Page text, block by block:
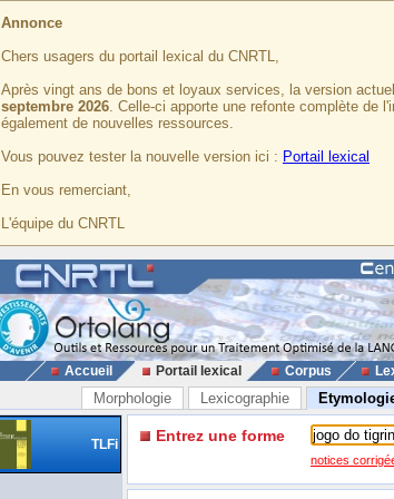
Annonce
Chers usagers du portail lexical du CNRTL,
Après vingt ans de bons et loyaux services, la version
septembre 2026. Celle-ci apporte une refonte complète de
également de nouvelles ressources.
Vous pouvez tester la nouvelle version ici : Portail lexical
En vous remerciant,
L'équipe du CNRTL
Accueil Portail lexical Corpus
Morphologie Lexicographie
TLFi Entrez une forme
notices